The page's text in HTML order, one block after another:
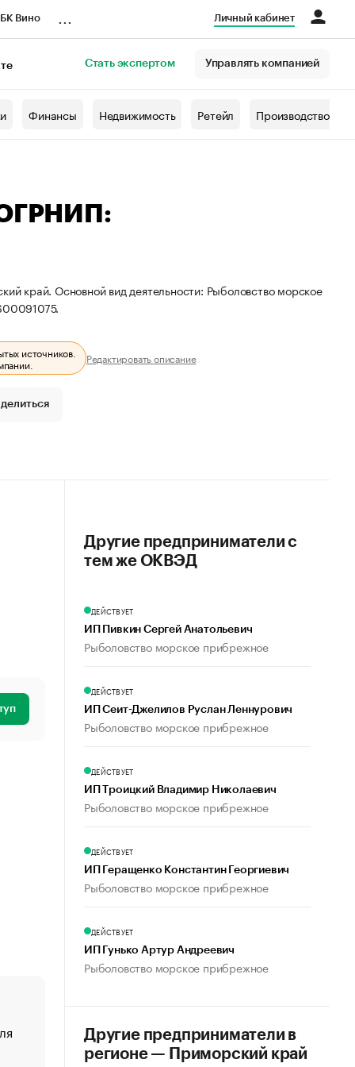
Вино Личный кабинет
Стать экспертом Управлять компанией
Финансы Недвижимость Ретейл Производство
ОГРНИП:
край. Основной вид деятельности: Рыболовство морское
источников.
Редактировать описание
«От спорта тело стареет иначе». Как живет глава
создавшей GTA
Другие предприниматели с
тем же ОКВЭД
ДЕЙСТВУЕТ
ИП Пивкин Сергей Анатольевич
Рыболовство морское прибрежное
ДЕЙСТВУЕТ
ИП Сеит-Джелилов Руслан Леннурович
Рыболовство морское прибрежное
ДЕЙСТВУЕТ
ИП Троицкий Владимир Николаевич
Рыболовство морское прибрежное
ДЕЙСТВУЕТ
ИП Геращенко Константин Георгиевич
Рыболовство морское прибрежное
ДЕЙСТВУЕТ
ИП Гунько Артур Андреевич
Рыболовство морское прибрежное
Другие предприниматели в
регионе — Приморский край